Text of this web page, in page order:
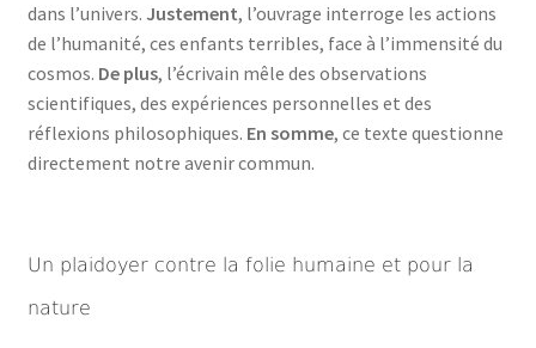
dans l’univers. Justement, l’ouvrage interroge les actions
de l’humanité, ces enfants terribles, face à l’immensité du
cosmos. De plus, l’écrivain mêle des observations
scientifiques, des expériences personnelles et des
réflexions philosophiques. En somme, ce texte questionne
directement notre avenir commun.
Un plaidoyer contre la folie humaine et pour la
nature